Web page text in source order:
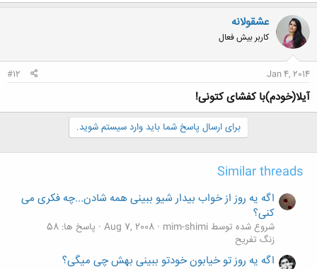
عشقولانه
کاربر بیش فعال
Jan 4, 2014
#12
آیلا(خودم)با کفشای کتونی!
برای ارسال پاسخ شما باید وارد سیستم شوید.
Similar threads
اگه یه روز از خواب بیدار شیو ببینی همه شادن...چه فکری می
کنی؟
شروع شده توسط mim-shimi Aug 7, 2008 پاسخ ها: 58
زنگ تفريح
اگه یه روز تو خیابون خودتو ببینی بهش چی میگی؟